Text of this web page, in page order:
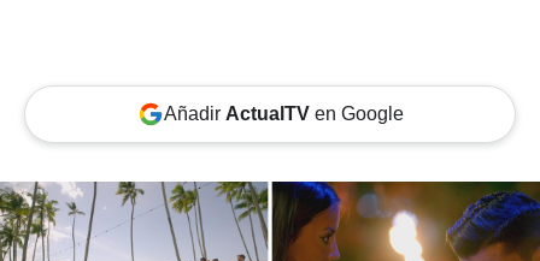
Añadir ActualTVen Google